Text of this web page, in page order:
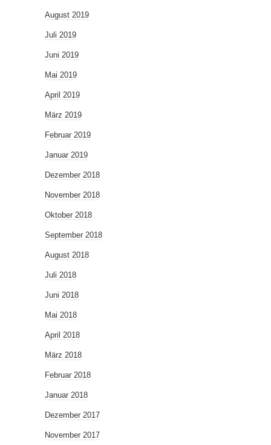
August 2019
Juli 2019
Juni 2019
Mai 2019
April 2019
März 2019
Februar 2019
Januar 2019
Dezember 2018
November 2018
Oktober 2018
September 2018
August 2018
Juli 2018
Juni 2018
Mai 2018
April 2018
März 2018
Februar 2018
Januar 2018
Dezember 2017
November 2017